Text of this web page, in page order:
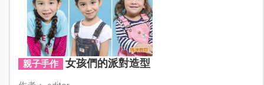
親子手作 女孩們的派對造型